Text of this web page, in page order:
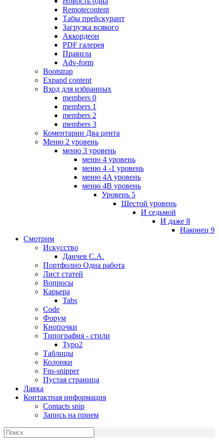
Remotecontent
Табы прейскурант
Загрузка всякого
Аккордеон
PDF галерея
Правила
Adv-form
Bootstrap
Expand content
Вход для избранных
members 0
members 1
members 2
members 3
Коментарии Два цента
Меню 2 уровень
меню 3 уровень
меню 4 уровень
меню 4 -1 уровень
меню 4A уровень
меню 4B уровень
Уровень 5
Шестой уровень
И седьмой
И даже 8
Наконец 9
Смотрим
Искусство
Данчев С.А.
Портфолио Одна работа
Лист статей
Вопросы
Карьера
Tabs
Code
Форум
Кнопочки
Типография - стили
Typo2
Таблицы
Колонки
Fns-snipper
Пустая страница
Лавка
Контактная информация
Contacts snip
Запись на прием